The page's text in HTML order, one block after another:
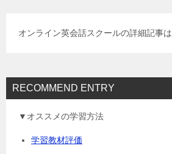
オンライン英会話スクールの詳細記事は
RECOMMEND ENTRY
▼オススメの学習方法
学習教材評価